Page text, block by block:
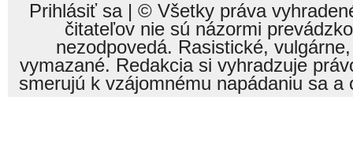
Prihlásiť sa| © Všetky práva
čitateľov nie sú názormi
nezodpovedá. Rasistické,
vymazané. Redakcia si vyhradzuje
smerujú k vzájomnému napádaniu sa